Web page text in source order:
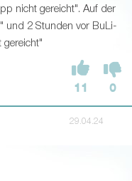
nicht gereicht". Auf der
und 2 Stunden vor BuLi-
gereicht"
11 0
29.04.24